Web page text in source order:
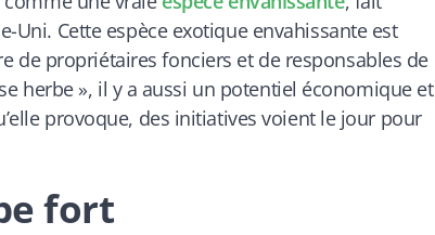
Uni. Cette espèce exotique envahissante est
de propriétaires fonciers et de responsables de
herbe », il y a aussi un potentiel économique et
provoque, des initiatives voient le jour pour
fort